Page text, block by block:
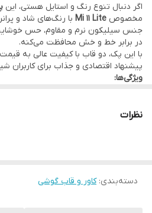
اگر دنبال تنوع رنگ و استایل هستی، این
مخصوص Mi 11 Lite با رنگ‌های شاد و
جنس سیلیکون نرم و مقاوم، حس
در برابر خط و خش محافظت می‌کنه.
با این پک، دو قاب با کیفیت عالی به
پیشنهاد اقتصادی و جذاب برای کاربران
ویژگی‌ها:
جنس سیلیکونی نرم و مقاوم
نظرات
دسته‌بندی:کاور و قاب گوشی